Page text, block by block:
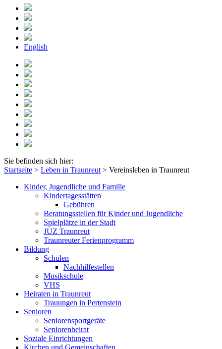
English
Sie befinden sich hier:
Startseite > Leben in Traunreut > Vereinsleben in Traunreut
Kinder, Jugendliche und Familie
Kindertagesstätten
Gebühren
Beratungsstellen für Kinder und Jugendliche
Spielplätze in der Stadt
JUZ Traunreut
Traunreuter Ferienprogramm
Bildung
Schulen
Nachhilfestellen
Musikschule
VHS
Heiraten in Traunreut
Trauungen in Pertenstein
Senioren
Seniorensportgeräte
Seniorenbeirat
Soziale Einrichtungen
Kirchen und Gemeinschaften